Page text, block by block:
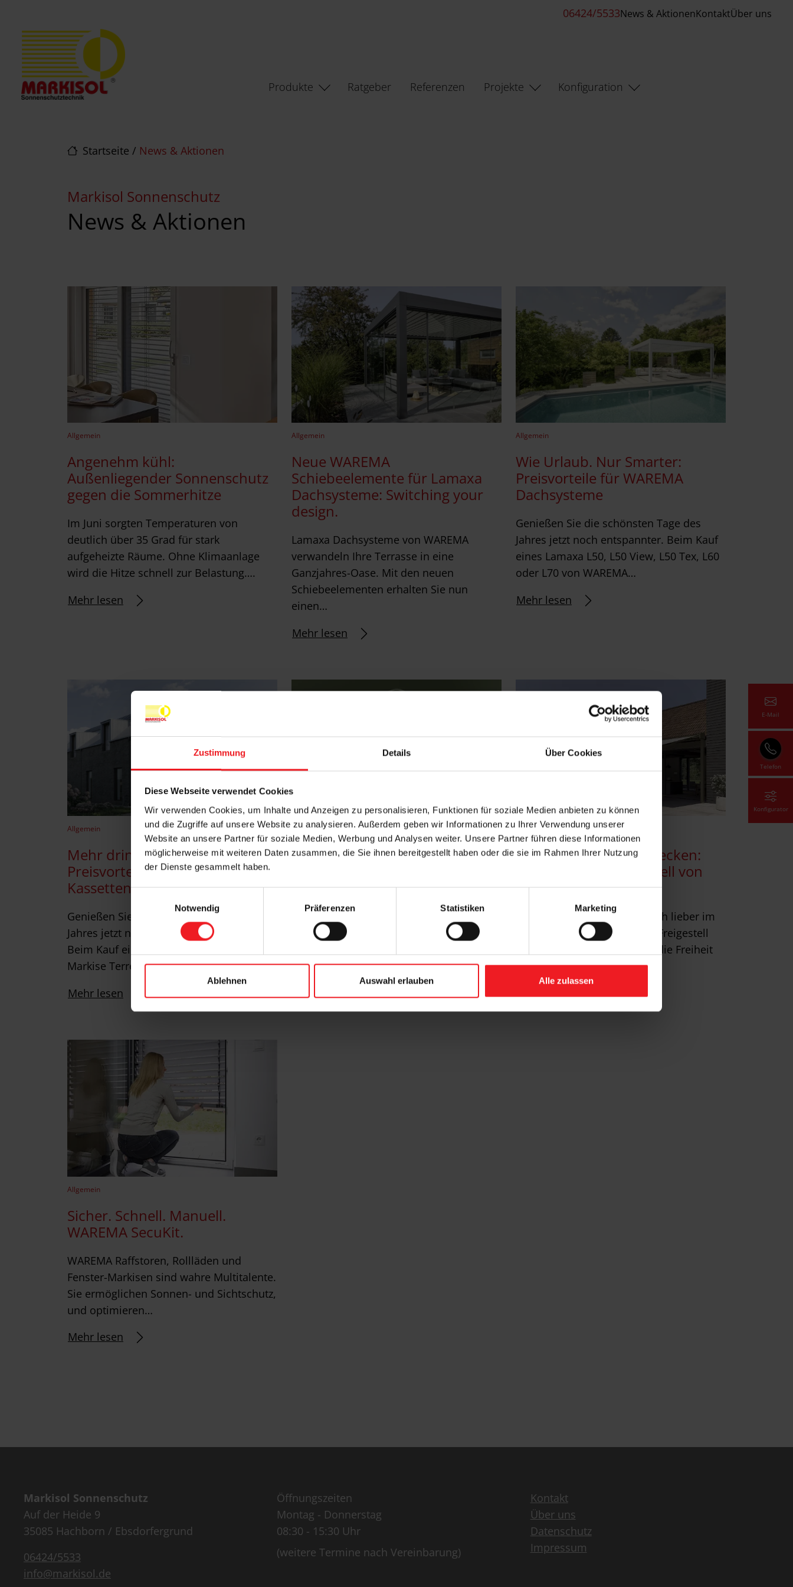
Zustimmung Details Über Cookies
Diese Webseite verwendet Cookies
Wir verwenden Cookies, um Inhalte und Anzeigen zu personalisieren, Funktionen für soziale Medien anbieten zu können
und die Zugriffe auf unsere Website zu analysieren. Außerdem geben wir Informationen zu Ihrer Verwendung unserer
Website an unsere Partner für soziale Medien, Werbung und Analysen weiter. Unsere Partner führen diese Informationen
möglicherweise mit weiteren Daten zusammen, die Sie ihnen bereitgestellt haben oder die sie im Rahmen Ihrer Nutzung
der Dienste gesammelt haben.
n
l
g
g
a
a
l
Notwendig Präferenzen Statistiken Marketing
Ablehnen Auswahl erlauben Alle zulassen
06424/5533News & AktionenKontaktÜber uns
Hauptnavigation
Produkte
Ratgeber Referenzen Projekte Konfiguration
Startseite / News & Aktionen
Markisol Sonnenschutz
News & Aktionen
Allgemein
Angenehm kühl:
Außenliegender Sonnenschutz
gegen die Sommerhitze
Im Juni sorgten Temperaturen von
deutlich über 35 Grad für stark
aufgeheizte Räume. Ohne Klimaanlage
wird die Hitze schnell zur Belastung….
Mehr lesen
Allgemein
Neue WAREMA
Schiebeelemente für Lamaxa
Dachsysteme: Switching your
design.
Lamaxa Dachsysteme von WAREMA
verwandeln Ihre Terrasse in eine
Ganzjahres-Oase. Mit den neuen
Schiebeelementen erhalten Sie nun
einen…
Mehr lesen
Allgemein
Wie Urlaub. Nur Smarter:
Preisvorteile für WAREMA
Dachsysteme
Genießen Sie die schönsten Tage des
Jahres jetzt noch entspannter. Beim Kauf
eines Lamaxa L50, L50 View, L50 Tex, L60
oder L70 von WAREMA…
Mehr lesen
Allgemein
Mehr drin. Mehr draußen:
Preisvorteile für WAREMA
Kassetten-Markisen
Genießen Sie die schönsten Tage des
Jahres jetzt noch entspannter.
Beim Kauf einer WAREMA Kassetten-
Markise Terrea…
Mehr lesen
Allgemein
Die neue WAREMA Terrea K55:
Terrassen-Markise überzeugt mit ihrer
Allgemein
Neue FreiRäume entdecken:
Das Markisen-Freigestell von
WAREMA
Ob auf der Terrasse oder doch lieber im
Garten – das neue Markisen-Freigestell
von WAREMA schenkt Ihnen die Freiheit
zu wählen…
Mehr lesen
Allgemein
Sicher. Schnell. Manuell.
WAREMA SecuKit.
WAREMA Raffstoren, Rollläden und
Fenster-Markisen sind wahre Multitalente.
Sie ermöglichen Sonnen- und Sichtschutz,
und optimieren…
Mehr lesen
Markisol Sonnenschutz
Auf der Heide 9
35085 Hachborn / Ebsdorfergrund
06424/5533
info@markisol.de
Öffnungszeiten
Montag - Donnerstag
08:30 - 15:30 Uhr
(weitere Termine nach Vereinbarung)
Kontakt
Über uns
Datenschutz
Impressum
E-Mail
Telefon
Konfigurator